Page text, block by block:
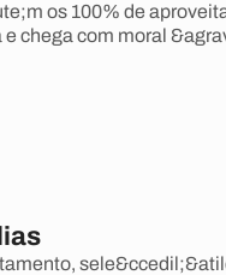
os 100% de
chega com moral